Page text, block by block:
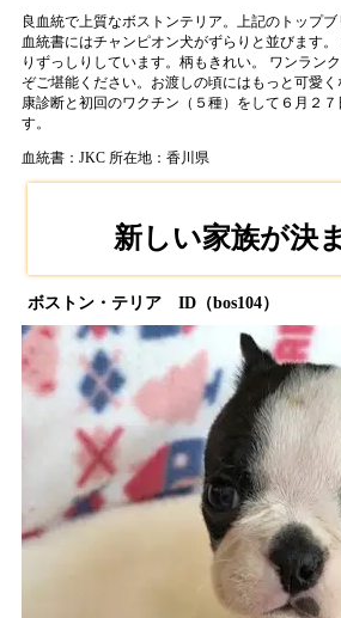
良血統で上質なボストンテリア。上記のトップブ
血統書にはチャンピオン犬がずらりと並びます
りずっしりしています。柄もきれい。 ワンラン
ぞご堪能ください。お渡しの頃にはもっと可愛
康診断と初回のワクチン（５種）をして６月２
す。
血統書：JKC 所在地：香川県
新しい家族が決
ボストン・テリア ID（bos104）